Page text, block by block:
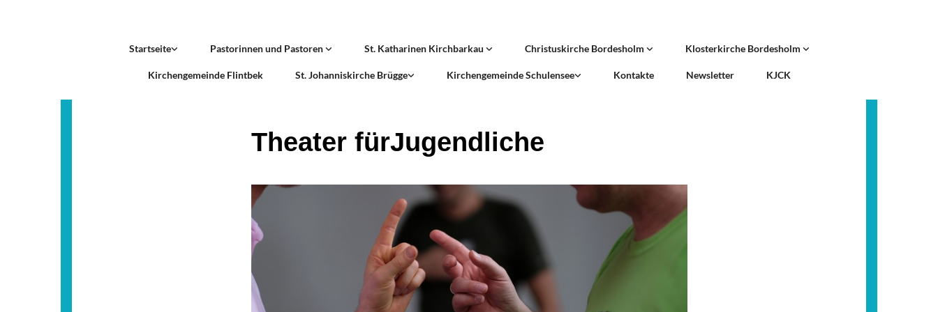
Startseite Pastorinnen und Pastoren St. Katharinen Kirchbarkau Christuskirche Bordesholm Klosterkirche Bordesholm
Kirchengemeinde Flintbek St. Johanniskirche Brügge Kirchengemeinde Schulensee Kontakte Newsletter KJCK
Theater fürJugendliche